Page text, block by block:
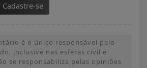
Cadastre-se
é o único responsável pelo
inclusive nas esferas civil e
se responsabiliza pelas opiniões